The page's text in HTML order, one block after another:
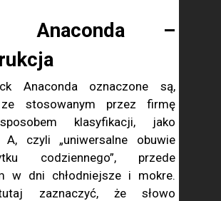
Anaconda –
Anaconda oznaczone są,
stosowanym przez firmę
klasyfikacji, jako
A, czyli „uniwersalne obuwie
codziennego”, przede
w dni chłodniejsze i mokre.
zaznaczyć, że słowo